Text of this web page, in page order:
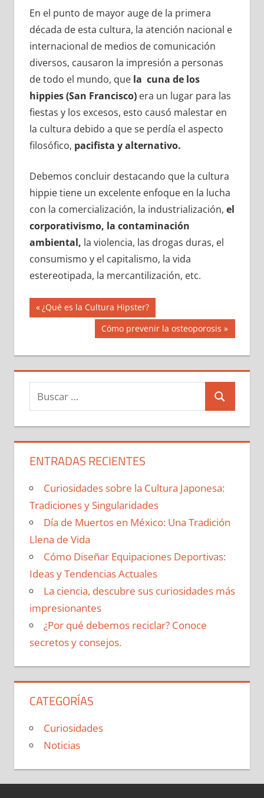
En el punto de mayor auge de la primera
década de esta cultura, la atención nacional e
internacional de medios de comunicación
diversos, causaron la impresión a personas
de todo el mundo, quela cuna de los
hippies (San Francisco)era un lugar para las
fiestas y los excesos, esto causó malestar en
la cultura debido a que se perdía el aspecto
filosófico, pacifista y alternativo.
Debemos concluir destacando que la cultura
hippie tiene un excelente enfoque en la lucha
con la comercialización, la industrialización, el
corporativismo, la contaminación
ambiental, la violencia, las drogas duras, el
consumismo y el capitalismo, la vida
estereotipada, la mercantilización, etc.
Navegación
entradas
Entrada
anterior:
¿Qué es la Cultura Hipster?
Siguiente
entrada:
Cómo prevenir la osteoporosis
Buscar:
Buscar
ENTRADAS RECIENTES
Curiosidades sobre la Cultura Japonesa:
Tradiciones y Singularidades
Día de Muertos en México: Una Tradición
Llena de Vida
Cómo Diseñar Equipaciones Deportivas:
Ideas y Tendencias Actuales
La ciencia, descubre sus curiosidades más
impresionantes
¿Por qué debemos reciclar? Conoce
secretos y consejos.
CATEGORÍAS
Curiosidades
Noticias